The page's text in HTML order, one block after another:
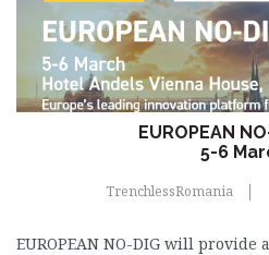
EUROPEAN
5-6
TrenchlessRomania
EUROPEAN NO-DIG will